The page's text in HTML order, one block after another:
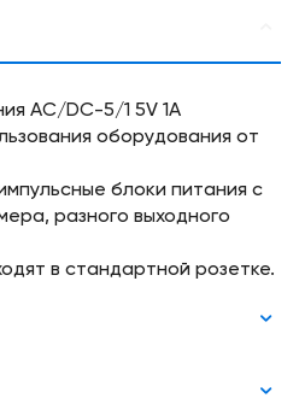
AC/DC-5/1 5V 1A
оборудования от
блоки питания с
разного выходного
в стандартной розетке.